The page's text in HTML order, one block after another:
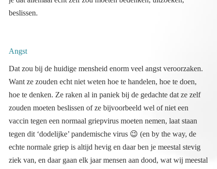
beslissen.
Angst
Dat zou bij de huidige mensheid enorm veel angst veroorzaken.
Want ze zouden echt niet weten hoe te handelen, hoe te doen,
hoe te denken. Ze raken al in paniek bij de gedachte dat ze zelf
zouden moeten beslissen of ze bijvoorbeeld wel of niet een
vaccin tegen een normaal griepvirus moeten nemen, laat staan
tegen dit ‘dodelijke’ pandemische virus 😉 (en by the way, de
echte normale griep is altijd hevig en daar ben je meestal stevig
ziek van, en daar gaan elk jaar mensen aan dood, wat wij meestal
griep noemen is een verkoudheid) voor die mensen die al in
paniek raken is het heerlijk dat de overheid zegt. Je moet je laten
vaccineren. Of je moet een mondkapje op. Want anders moeten
ze zelf nadenken, over het virus, over cijfers en realiteit. Rekenen
is ook iets wat de meeste mensen echt niet meer kunnen, sorry
het is een vorm van nadenken die nogal wat vergt. En echt
rekenen dat kan een machine nooit van je overnemen. Het is een